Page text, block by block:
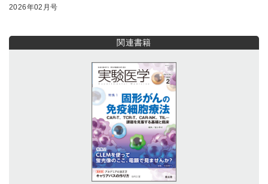
2026年02月号
関連書籍